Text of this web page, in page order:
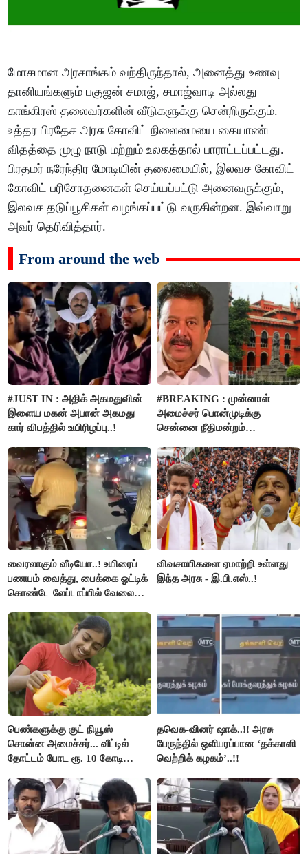
மோசமான அரசாங்கம் வந்திருந்தால், அனைத்து உணவு
தானியங்களும் பகுஜன் சமாஜ், சமாஜ்வாடி அல்லது
காங்கிரஸ் தலைவர்களின் வீடுகளுக்கு சென்றிருக்கும்.
உத்தர பிரதேச அரசு கோவிட் நிலைமையை கையாண்ட
விதத்தை முழு நாடு மற்றும் உலகத்தால் பாராட்டப்பட்டது.
பிரதமர் நரேந்திர மோடியின் தலைமையில், இலவச கோவிட்
கோவிட் பரிசோதனைகள் செய்யப்பட்டு அனைவருக்கும்,
இலவச தடுப்பூசிகள் வழங்கப்பட்டு வருகின்றன. இவ்வாறு
அவர் தெரிவித்தார்.
From around the web
#JUST IN : அதிக் அகமதுவின்
இளைய மகன் அபான் அகமது
கார் விபத்தில் உயிரிழப்பு..!
#BREAKING : முன்னாள்
அமைச்சர் பொன்முடிக்கு
சென்னை நீதிமன்றம்
வைரலாகும் வீடியோ..! உயிரைப்
பணயம் வைத்து, பைக்கை ஓட்டிக்
கொண்டே லேப்டாப்பில் வேலை
விவசாயிகளை ஏமாற்றி உள்ளது
இந்த அரசு - இ.பி.எஸ்..!
பெண்களுக்கு குட் நியூஸ்
சொன்ன அமைச்சர்... வீட்டில்
தோட்டம் போட ரூ. 10 கோடி
தவெக-வினர் ஷாக்..!! அரசு
பேருந்தில் ஒளிபரப்பான ‘தக்காளி
வெற்றிக் கழகம்’..!!